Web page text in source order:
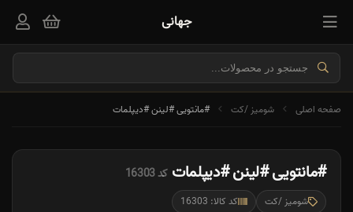
جهانی
صفحه اصلی شومیز /کت #مانتویی #لینن #دیپلمات
#مانتویی #لینن #دیپلمات کد 16303
شومیز /کت
کد کالا: 16303